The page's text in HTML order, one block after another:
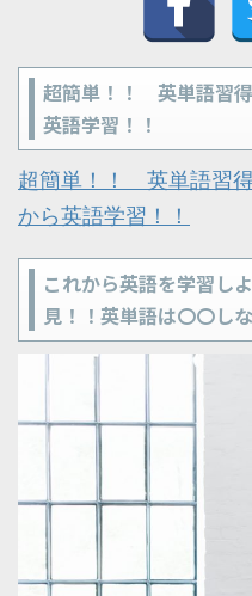
超簡単！！ 英単語習
英語学習！！
超簡単！！ 英単語習
から英語学習！！
これから英語を学習し
見！！英単語は〇〇し